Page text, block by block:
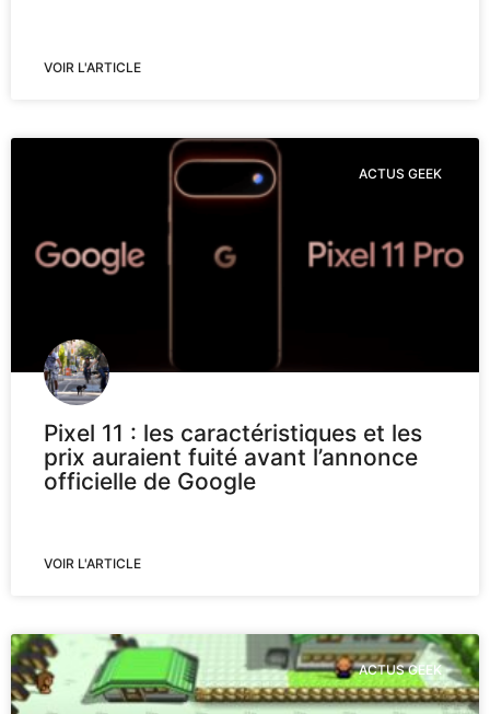
VOIR L'ARTICLE
ACTUS GEEK
Pixel 11 : les caractéristiques et les
prix auraient fuité avant l’annonce
officielle de Google
VOIR L'ARTICLE
ACTUS GEEK